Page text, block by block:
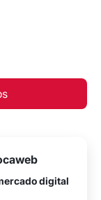
digital